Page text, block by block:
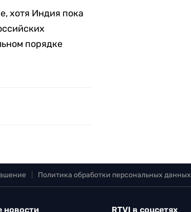
хотя Индия пока
порядке
Политика обработки персональных данных
новости RTVI в соцсетях